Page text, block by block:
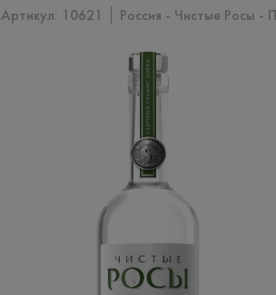
Артикул: 10621 │ Россия - Чистые Росы -